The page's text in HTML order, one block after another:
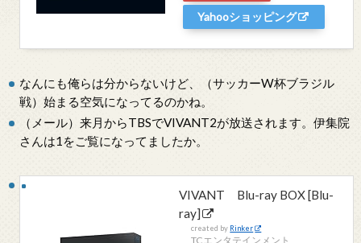
Yahooショッピング
なんにも俺らは分からないけど、（サッカーW杯ブラジル
戦）始まる空気になってるのかね。
（メール）来月からTBSでVIVANT2が放送されます。伊集院
さんは1をご覧になってましたか。
VIVANT Blu-ray BOX [Blu-
ray]
created by Rinker
TCエンタテインメント